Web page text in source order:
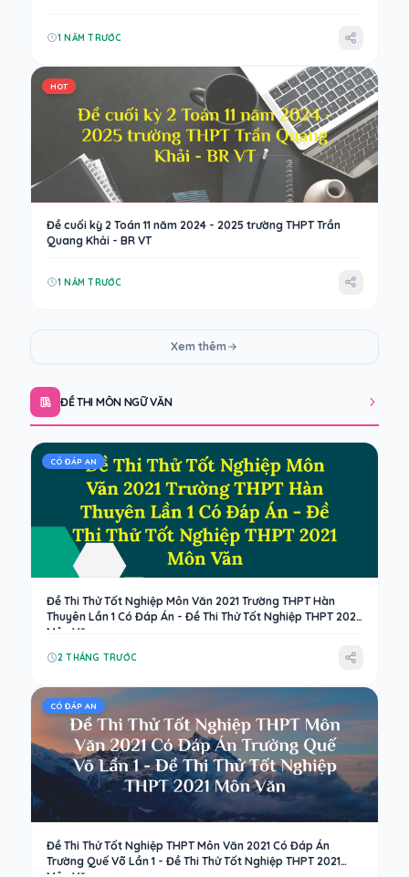
1 NĂM TRƯỚC
HOT
Đề cuối kỳ 2 Toán 11 năm 2024 - 2025 trường THPT Trần
Quang Khải - BR VT
1 NĂM TRƯỚC
Xem thêm
ĐỀ THI MÔN NGỮ VĂN
CÓ ĐÁP AN
Đề Thi Thử Tốt Nghiệp Môn Văn 2021 Trường THPT Hàn
Thuyên Lần 1 Có Đáp Án - Đề Thi Thử Tốt Nghiệp THPT 2021
Môn Văn
2 THÁNG TRƯỚC
CÓ ĐÁP AN
Đề Thi Thử Tốt Nghiệp THPT Môn Văn 2021 Có Đáp Án
Trường Quế Võ Lần 1 - Đề Thi Thử Tốt Nghiệp THPT 2021